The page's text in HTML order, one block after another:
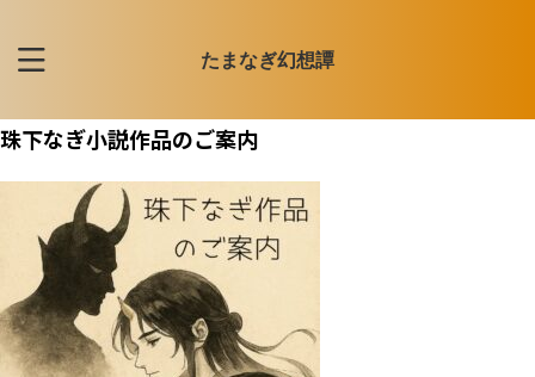
たまなぎ幻想譚
珠下なぎ小説作品のご案内